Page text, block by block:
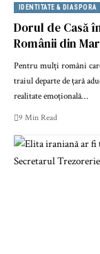
IDENTITATE & DIASPORA
Dorul de Casă
Românii din
Pentru mulți români
traiul departe de țară
realitate emoțională…
9 Min Read